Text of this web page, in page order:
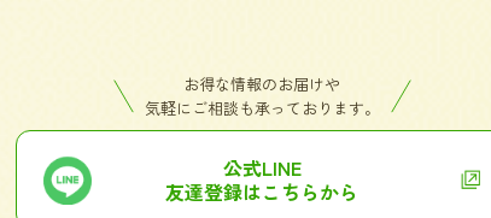
お得な情報のお届けや
気軽にご相談も承っております。
公式LINE
友達登録はこちらから